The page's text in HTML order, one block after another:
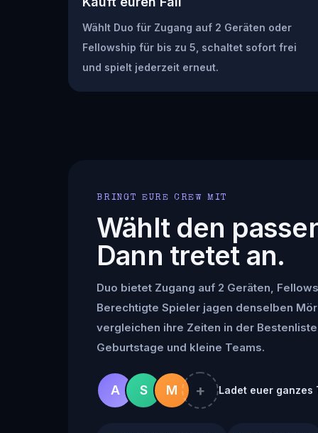
Wählt Duo für Zugang auf 2 Geräten oder
Fellowship für bis zu 5, schaltet sofort frei
und spielt jederzeit erneut.
BRINGT EURE CREW MIT
Wählt den
Dann tretet an.
Duo bietet Zugang auf 2 Geräten,
Berechtigte Spieler jagen denselben
vergleichen ihre Zeiten in der Bestenliste
Geburtstage und kleine Teams.
A S M + Ladet euer ganzes